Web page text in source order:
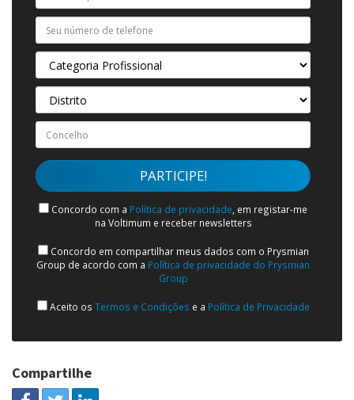
Concordo com a Política de privacidade , em registar-me
na Voltimum e receber newsletters
Concordo em compartilhar meus dados com o Prysmian
Group de acordo com a Política de privacidade do Prysmian
Group
Aceito os Termos e Condições e a Política de Privacidade
Compartilhe